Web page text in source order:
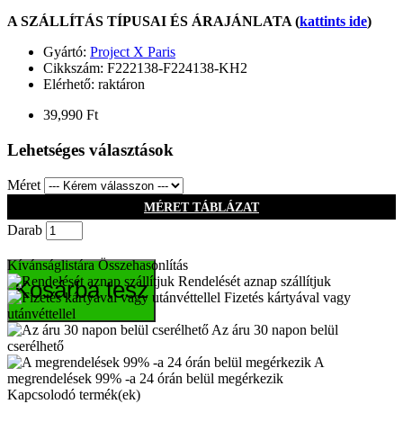
A SZÁLLÍTÁS TÍPUSAI ÉS ÁRAJÁNLATA (kattints ide)
Gyártó: Project X Paris
Cikkszám: F222138-F224138-KH2
Elérhető: raktáron
39,990 Ft
Lehetséges választások
Méret
MÉRET TÁBLÁZAT
Darab
Kosárba tesz
Kívánságlistára Összehasonlítás
Rendelését aznap szállítjuk
Fizetés kártyával vagy
utánvéttellel
Az áru 30 napon belül
cserélhető
A
megrendelések 99% -a 24 órán belül megérkezik
Kapcsolodó termék(ek)